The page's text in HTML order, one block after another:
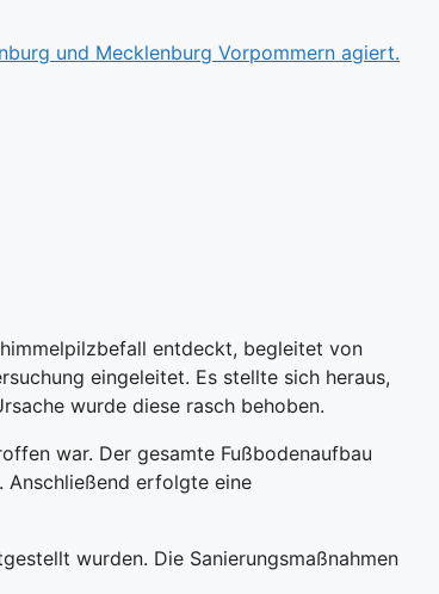
entdeckt, begleitet von
eingeleitet. Es stellte sich heraus,
wurde diese rasch behoben.
war. Der gesamte Fußbodenaufbau
Anschließend erfolgte eine
wurden. Die Sanierungsmaßnahmen